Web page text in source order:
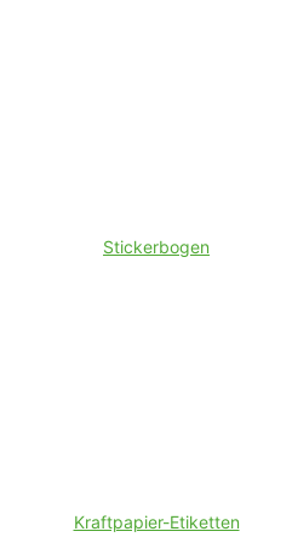
Stickerbogen
Kraftpapier-Etiketten